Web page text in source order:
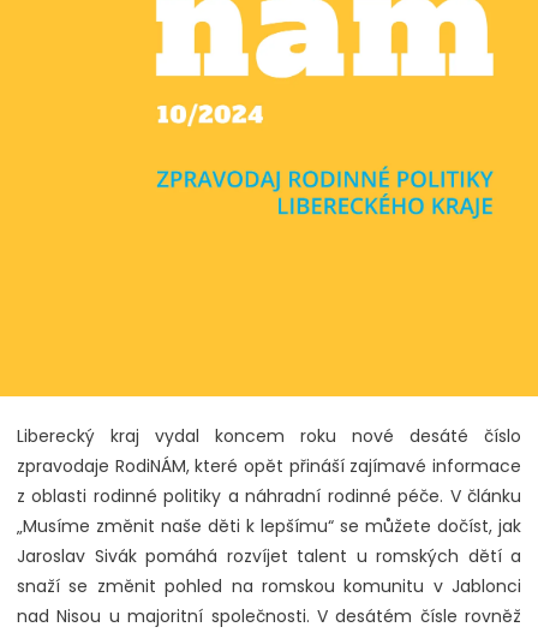
Liberecký kraj vydal koncem roku nové desáté číslo
zpravodaje RodiNÁM, které opět přináší zajímavé informace
z oblasti rodinné politiky a náhradní rodinné péče. V článku
„Musíme změnit naše děti k lepšímu“ se můžete dočíst, jak
Jaroslav Sivák pomáhá rozvíjet talent u romských dětí a
snaží se změnit pohled na romskou komunitu v Jablonci
nad Nisou u majoritní společnosti. V desátém čísle rovněž